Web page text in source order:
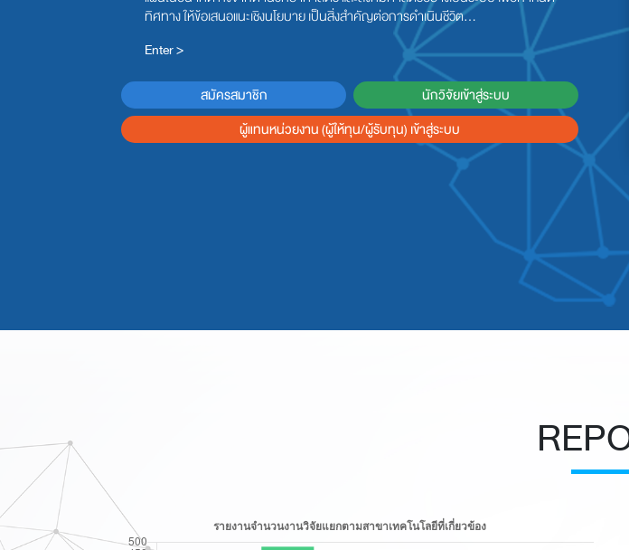
ทิศทาง ให้ข้อเสนอแนะเชิงนโยบาย เป็นสิ่งสำคัญต่อการดำเนินชีวิต...
Enter >
สมัครสมาชิก
นักวิจัยเข้าสู่ระบบ
ผู้แทนหน่วยงาน (ผู้ให้ทุน/ผู้รับทุน) เข้าสู่ระบบ